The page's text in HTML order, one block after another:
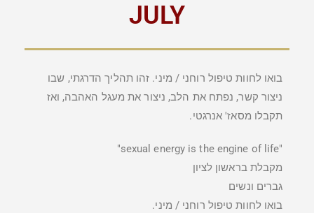
JULY
בואו לחוות טיפול רוחני / מיני. זהו תהליך הדרגתי, שבו
ניצור קשר, נפתח את הלב, ניצור את מעגל האהבה, ואז
תקבלו מסאז' אנרגטי.
"sexual energy is the engine of life"
מקבלת בראשון לציון
גברים ונשים
בואו לחוות טיפול רוחני / מיני.